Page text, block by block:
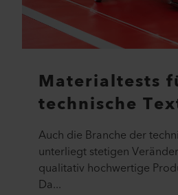
Materialtests
technische
Auch die Branche der
unterliegt stetigen
qualitativ hochwertige
Da...